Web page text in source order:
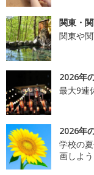
関東・
関東や
2026年
最大9連
2026年
学校の
画しよう